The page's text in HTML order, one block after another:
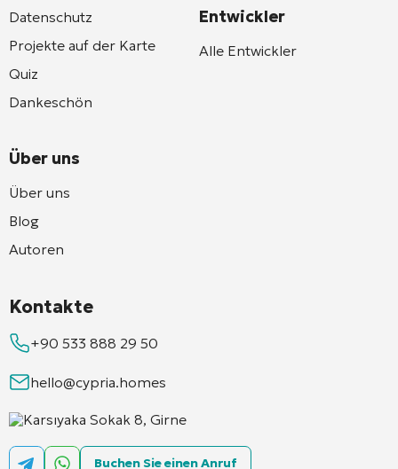
Datenschutz
Projekte auf der Karte
Quiz
Dankeschön
Über uns
Über uns
Blog
Autoren
Entwickler
Alle Entwickler
Kontakte
+90 533 888 29 50
hello@cypria.homes
Karsıyaka Sokak 8, Girne
Buchen Sie einen Anruf